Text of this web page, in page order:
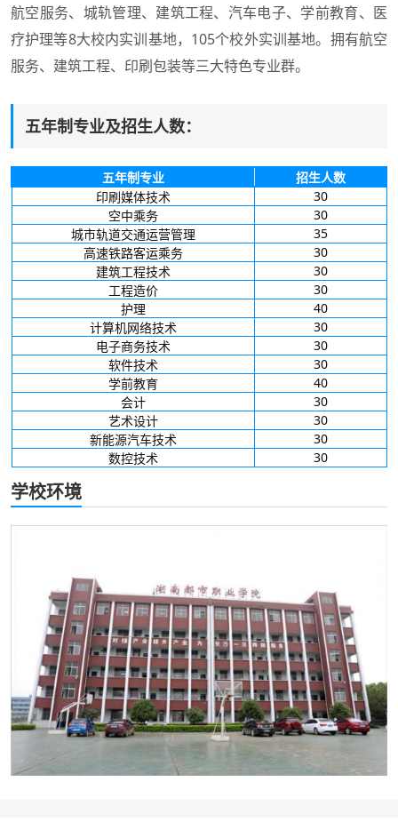
航空服务、城轨管理、建筑工程、汽车电子、学前教育、医
疗护理等8大校内实训基地，105个校外实训基地。拥有航空
服务、建筑工程、印刷包装等三大特色专业群。
五年制专业及招生人数：
五年制专业
招生人数
印刷媒体技术
30
空中乘务
30
城市轨道交通运营管理
35
高速铁路客运乘务
30
建筑工程技术
30
工程造价
30
护理
40
计算机网络技术
30
电子商务技术
30
软件技术
30
学前教育
40
会计
30
艺术设计
30
新能源汽车技术
30
数控技术
30
学校环境